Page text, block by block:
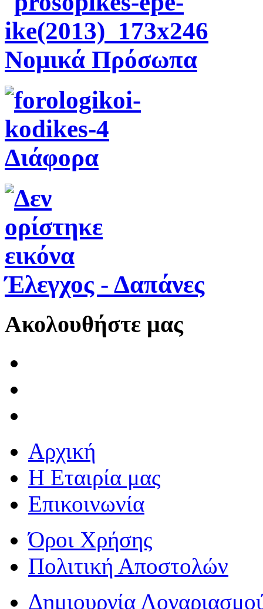
Νομικά Πρόσωπα
Διάφορα
Έλεγχος - Δαπάνες
Ακολουθήστε μας
Αρχική
Η Εταιρία μας
Επικοινωνία
Όροι Χρήσης
Πολιτική Αποστολών
Δημιουργία